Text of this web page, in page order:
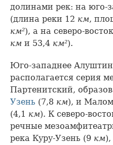
долинами рек: на юго-
(длина реки 12 км,
км²), а на северо-
км и 53,4 км²).
Юго-западнее
располагается серия
Партенитский,
Узень (7,8 км), и
(4,1 км). К северо-
речные
река Куру-Узень (9 км),